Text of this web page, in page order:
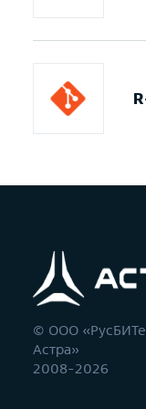
© ООО
Астра»
2008-2026